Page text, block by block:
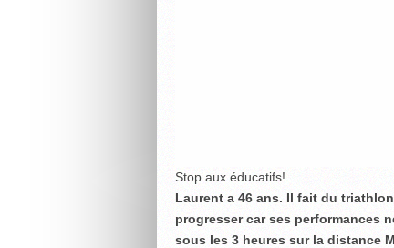
Stop aux éducatifs!
Laurent a 46 ans. Il fait du
progresser car ses performances
sous les 3 heures sur la distance